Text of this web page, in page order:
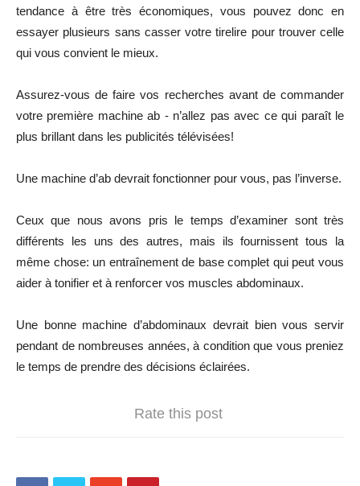
tendance à être très économiques, vous pouvez donc en
essayer plusieurs sans casser votre tirelire pour trouver celle
qui vous convient le mieux.
Assurez-vous de faire vos recherches avant de commander
votre première machine ab - n’allez pas avec ce qui paraît le
plus brillant dans les publicités télévisées!
Une machine d’ab devrait fonctionner pour vous, pas l’inverse.
Ceux que nous avons pris le temps d’examiner sont très
différents les uns des autres, mais ils fournissent tous la
même chose: un entraînement de base complet qui peut vous
aider à tonifier et à renforcer vos muscles abdominaux.
Une bonne machine d’abdominaux devrait bien vous servir
pendant de nombreuses années, à condition que vous preniez
le temps de prendre des décisions éclairées.
Rate this post